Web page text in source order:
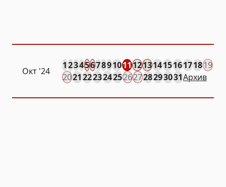
Окт '24
12345678910111213141516171819
202122232425262728293031Архив